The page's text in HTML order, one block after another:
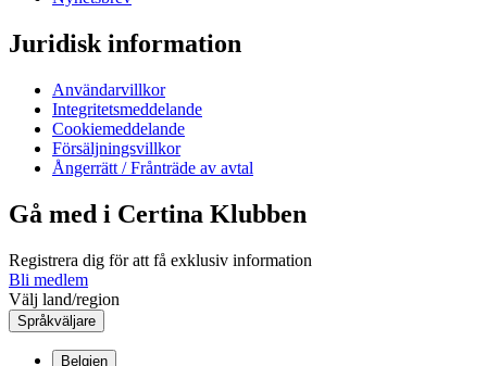
Juridisk information
Användarvillkor
Integritetsmeddelande
Cookiemeddelande
Försäljningsvillkor
Ångerrätt / Frånträde av avtal
Gå med i Certina Klubben
Registrera dig för att få exklusiv information
Bli medlem
Välj land/region
Språkväljare
Belgien